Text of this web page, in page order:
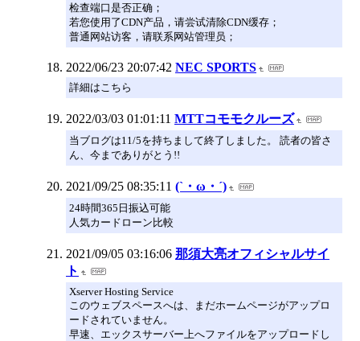
检查端口是否正确；
若您使用了CDN产品，请尝试清除CDN缓存；
普通网站访客，请联系网站管理员；
2022/06/23 20:07:42 NEC SPORTS
詳細はこちら
2022/03/03 01:01:11 MTTコモモクルーズ
当ブログは11/5を持ちまして終了しました。 読者の皆さ
ん、今までありがとう!!
2021/09/25 08:35:11 (`・ω・´)
24時間365日振込可能
人気カードローン比較
2021/09/05 03:16:06 那須大亮オフィシャルサイ
ト
Xserver Hosting Service
このウェブスペースへは、まだホームページがアップロ
ードされていません。
早速、エックスサーバー上へファイルをアップロードし